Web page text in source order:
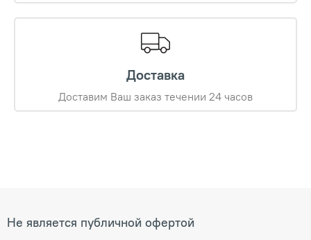
Доставка
Доставим Ваш заказ течении 24 часов
Не является публичной офертой